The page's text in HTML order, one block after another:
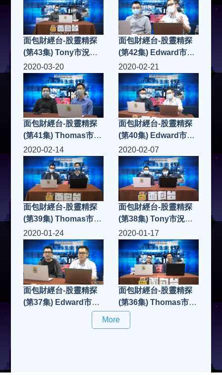
面包財經台-股靈精探
(第43集) Tony市況點
評
面包財經台-股靈精探
(第42集) Edward市況
點評
2020-03-20
面包財經台-股靈精探
(第41集) Thomas市況
點評
2020-02-21
面包財經台-股靈精探
(第40集) Edward市況
點評
2020-02-14
面包財經台-股靈精探
(第39集) Thomas市況
點評
2020-02-07
面包財經台-股靈精探
(第38集) Tony市況點
評
2020-01-24
面包財經台-股靈精探
(第37集) Edward市況
2020-01-17
面包財經台-股靈精探
(第36集) Thomas市況
點評
More